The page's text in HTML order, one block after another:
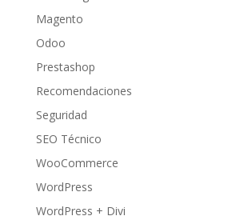
Magento
Odoo
Prestashop
Recomendaciones
Seguridad
SEO Técnico
WooCommerce
WordPress
WordPress + Divi